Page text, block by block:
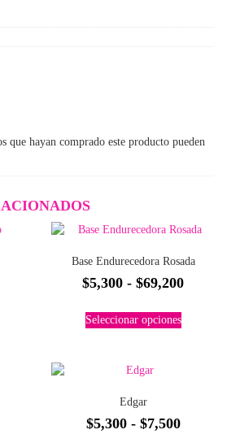
que hayan comprado este producto pueden
Base Endurecedora Rosada
$5,300 - $69,200Rango
Seleccionar opcionesproducto
se
Edgar
$5,300 - $7,500Rango